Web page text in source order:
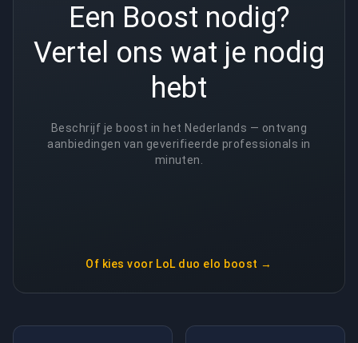
Een Boost nodig?
Vertel ons wat je nodig
hebt
Beschrijf je boost in het Nederlands — ontvang
aanbiedingen van geverifieerde professionals in
minuten.
Of kies voor LoL duo elo boost →